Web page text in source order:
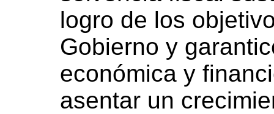
logro de los
Gobierno y
económica y
asentar un